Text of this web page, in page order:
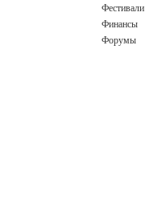
Фестивали
Финансы
Форумы